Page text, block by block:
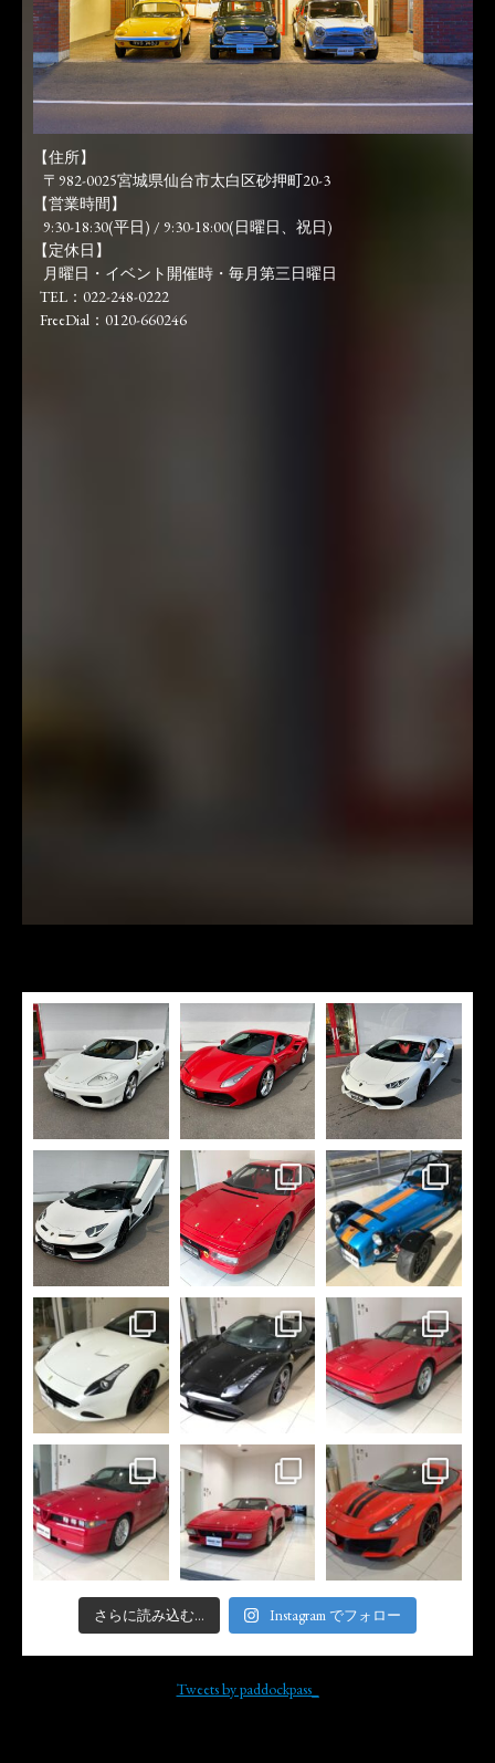
【住所】
〒982-0025宮城県仙台市太白区砂押町20-3
【営業時間】
9:30-18:30(平日) / 9:30-18:00(日曜日、祝日)
【定休日】
月曜日・イベント開催時・毎月第三日曜日
TEL：022-248-0222
FreeDial：0120-660246
さらに読み込む... Instagram でフォロー
Tweets by paddockpass_